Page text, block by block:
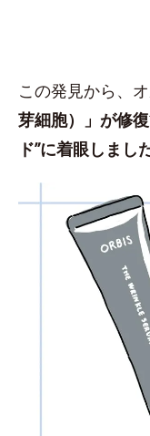
この発見から、オ
芽細胞）」が修
ド”に着眼しまし